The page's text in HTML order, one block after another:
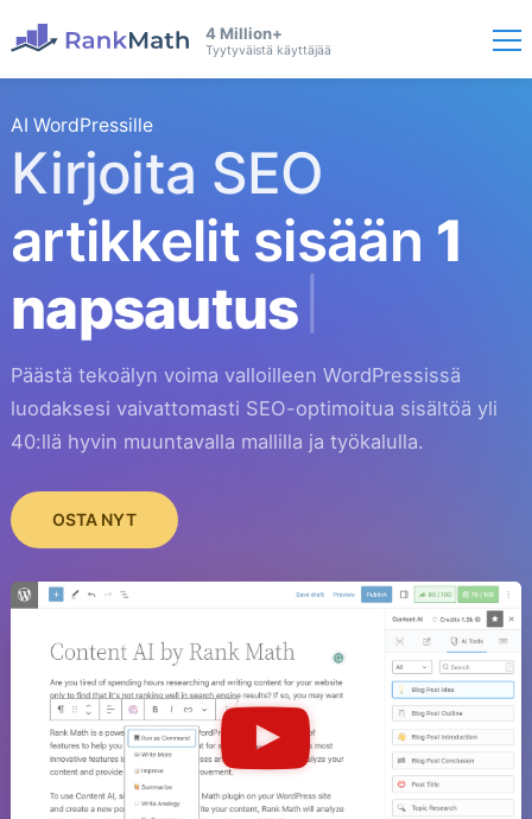
4 Million+
Tyytyväistä käyttäjää
AI WordPressille
Kirjoita SEO
artikkelit sisään 1
napsautus
Päästä tekoälyn voima valloilleen WordPressissä
luodaksesi vaivattomasti SEO-optimoitua sisältöä yli
40:llä hyvin muuntavalla mallilla ja työkalulla.
OSTA NYT